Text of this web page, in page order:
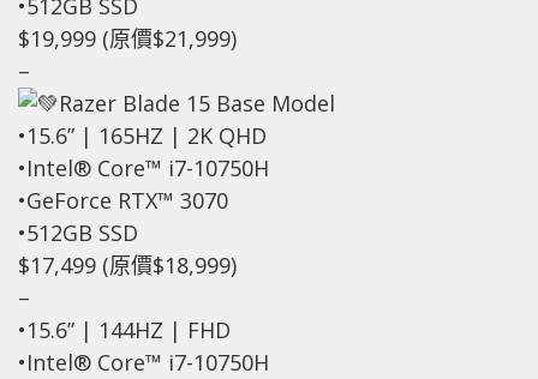
•512GB SSD
$19,999 (原價$21,999)
–
Razer Blade 15 Base Model
•15.6” | 165HZ | 2K QHD
•Intel® Core™ i7-10750H
•GeForce RTX™ 3070
•512GB SSD
$17,499 (原價$18,999)
–
•15.6” | 144HZ | FHD
•Intel® Core™ i7-10750H